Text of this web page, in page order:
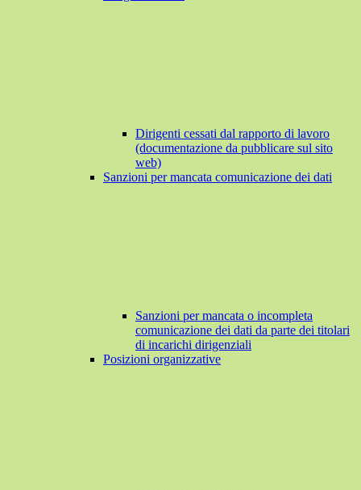
Dirigenti cessati dal rapporto di lavoro
(documentazione da pubblicare sul sito
web)
Sanzioni per mancata comunicazione dei dati
Sanzioni per mancata o incompleta
comunicazione dei dati da parte dei titolari
di incarichi dirigenziali
Posizioni organizzative